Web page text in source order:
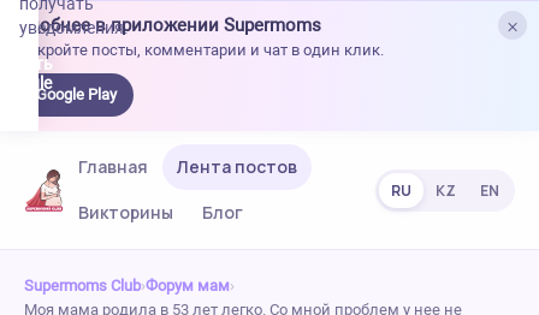
×
Удобнее в приложении Supermoms
Откройте посты, комментарии и чат в один клик.
Google Play
уведомления.
Главная
Лента постов
Викторины
Блог
RU KZ EN
Supermoms Club›Форум мам›
Моя мама родила в 53 лет легко. Со мной проблем у нее не